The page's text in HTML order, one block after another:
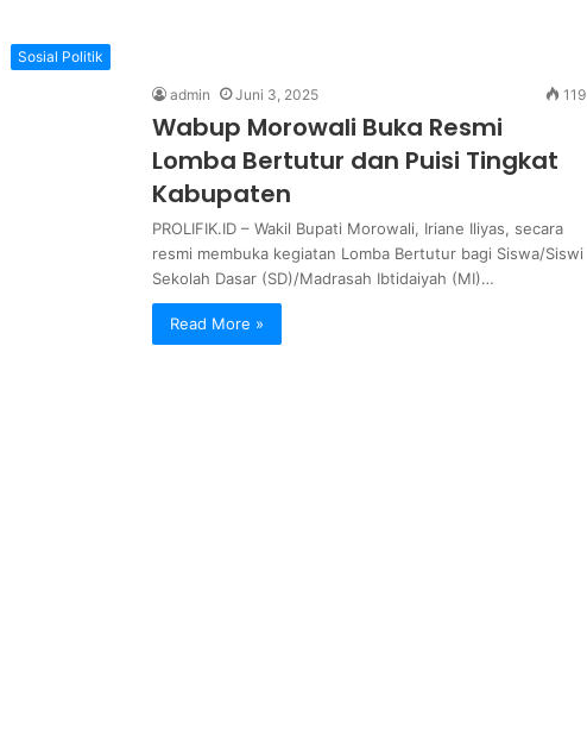
Sosial Politik
admin Juni 3, 2025 119
Wabup Morowali Buka Resmi
Lomba Bertutur dan Puisi Tingkat
Kabupaten
PROLIFIK.ID – Wakil Bupati Morowali, Iriane Iliyas, secara
resmi membuka kegiatan Lomba Bertutur bagi Siswa/Siswi
Sekolah Dasar (SD)/Madrasah Ibtidaiyah (MI)…
Read More »